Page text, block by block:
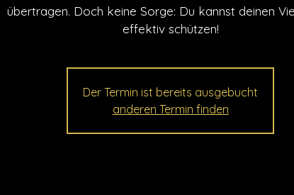
übertragen. Doch keine Sorge: Du kannst deinen
effektiv schützen!
Der Termin ist bereits ausgebucht
anderen Termin finden